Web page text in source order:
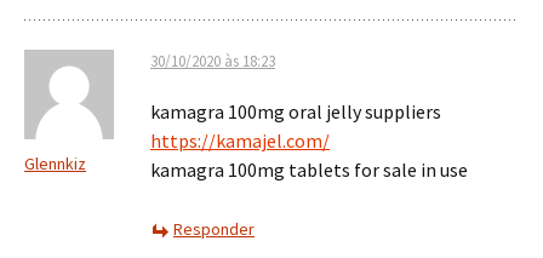
Glennkiz
30/10/2020 às 18:23
kamagra 100mg oral jelly suppliers
https://kamajel.com/
kamagra 100mg tablets for sale in use
Responder